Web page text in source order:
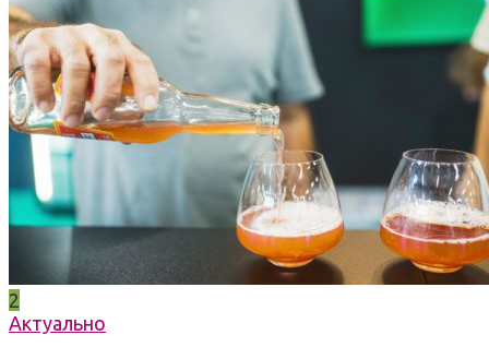
2
Актуально